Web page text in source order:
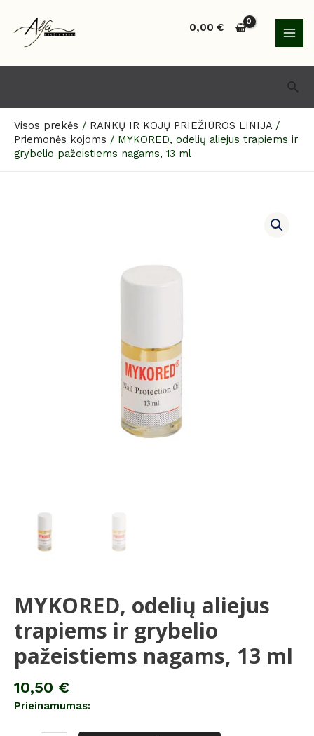
turinio
0,00€
Visos prekės / RANKŲ IR KOJŲ PRIEŽIŪROS LINIJA /
Priemonės kojoms / MYKORED, odelių aliejus trapiems ir
grybelio pažeistiems nagams, 13 ml
MYKORED, odelių aliejus
trapiems ir grybelio
pažeistiems nagams, 13 ml
10,50 €
Prieinamumas: